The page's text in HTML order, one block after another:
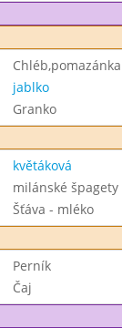
jablko
Granko
květáková
milánské
Šťáva - mléko
Perník
Čaj